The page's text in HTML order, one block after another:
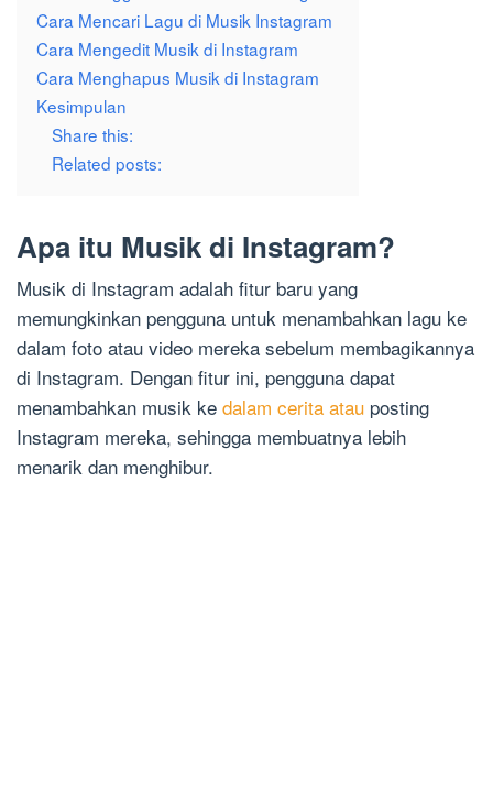
Cara Mencari Lagu di Musik Instagram
Cara Mengedit Musik di Instagram
Cara Menghapus Musik di Instagram
Kesimpulan
Share this:
Related posts:
Apa itu Musik di Instagram?
Musik di Instagram adalah fitur baru yang
memungkinkan pengguna untuk menambahkan lagu ke
dalam foto atau video mereka sebelum membagikannya
di Instagram. Dengan fitur ini, pengguna dapat
menambahkan musik ke dalam cerita atau posting
Instagram mereka, sehingga membuatnya lebih
menarik dan menghibur.